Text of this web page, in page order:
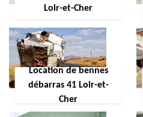
Loir-et-Cher
Location de bennes
débarras 41 Loir-et-
Cher